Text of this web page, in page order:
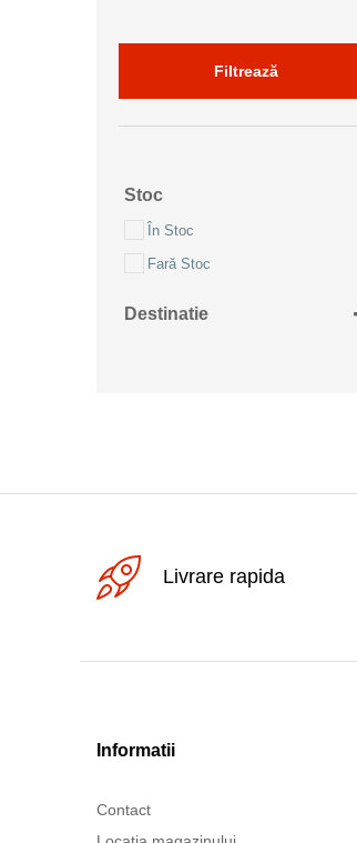
Filtrează
Stoc
În Stoc
Fară Stoc
Destinatie
Livrare rapida
Informatii
Contact